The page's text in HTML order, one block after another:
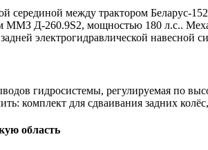
серединой между трактором Беларус-
Д-260.9S2, мощностью 180 л.с..
электрогидравлической навесной
гидросистемы, регулируемая по
комплект для сдваивания задних
область